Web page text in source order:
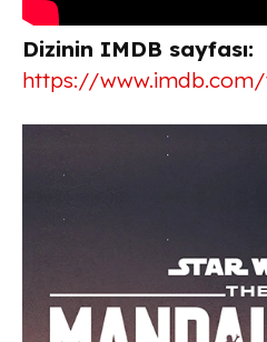
Dizinin IMDB sayfası:
https://